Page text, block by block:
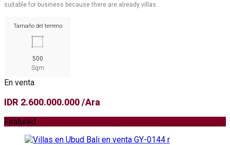
suitable for business because there are already villas…
Tamaño del terreno
500
Sqm
En venta
IDR 2.600.000.000 /Ara
Featured